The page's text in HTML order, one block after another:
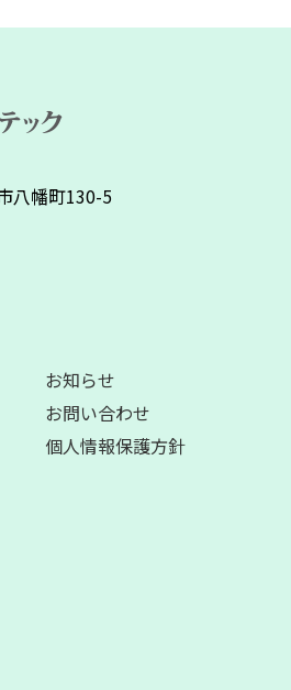
八幡町130-5
お知らせ
お問い合わせ
個人情報保護方針